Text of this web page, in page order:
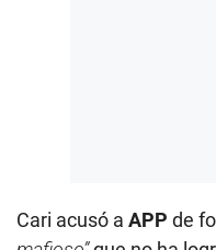
Cari acusó a APP de